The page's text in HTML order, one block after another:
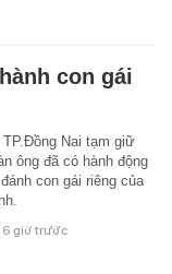
con gái
TP.Đồng Nai tạm giữ
ông đã có hành động
con gái riêng của
6 giờ trước